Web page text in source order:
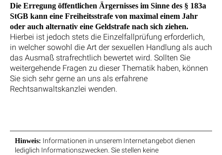
Die Erregung öffentlichen Ärgernisses im Sinne des § 183a
StGB kann eine Freiheitsstrafe von maximal einem Jahr
oder auch alternativ eine Geldstrafe nach sich ziehen.
Hierbei ist jedoch stets die Einzelfallprüfung erforderlich,
in welcher sowohl die Art der sexuellen Handlung als auch
das Ausmaß strafrechtlich bewertet wird. Sollten Sie
weitergehende Fragen zu dieser Thematik haben, können
Sie sich sehr gerne an uns als erfahrene
Rechtsanwaltskanzlei wenden.
Hinweis: Informationen in unserem Internetangebot dienen
lediglich Informationszwecken. Sie stellen keine